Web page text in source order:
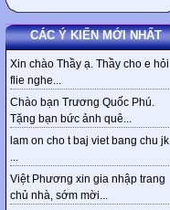
CÁC Ý KIẾN MỚI NHẤT
Xin chào Thầy ạ. Thầy cho e hỏi
flie nghe...
Chào bạn Trương Quốc Phú.
Tặng bạn bức ảnh quê...
lam on cho t baj viet bang chu jk
...
Việt Phương xin gia nhập trang
chủ nhà, sớm mời...